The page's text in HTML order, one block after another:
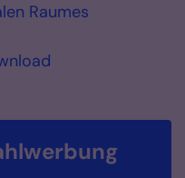
Raumes